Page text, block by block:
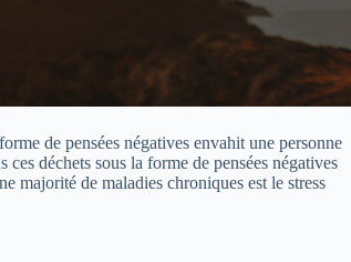
de pensées négatives envahit une personne
déchets sous la forme de pensées négatives
majorité de maladies chroniques est le stress